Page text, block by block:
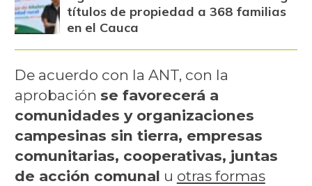
títulos de propiedad a 368 familias
en el Cauca
De acuerdo con la ANT, con la
aprobación se favorecerá a
comunidades y organizaciones
campesinas sin tierra, empresas
comunitarias, cooperativas, juntas
de acción comunal u otras formas